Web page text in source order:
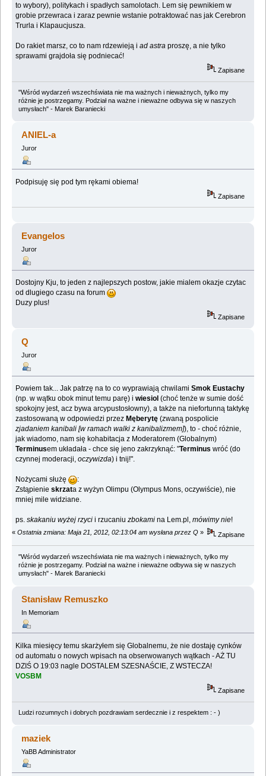
to wybory), politykach i spadłych samolotach. Lem się pewnikiem w
grobie przewraca i zaraz pewnie wstanie potraktować nas jak Cerebron
Trurla i Klapaucjusza.
Do rakiet marsz, co to nam rdzewieją iad astra proszę, a nie tylko
sprawami grajdoła się podniecać!
Zapisane
"Wśród wydarzeń wszechświata nie ma ważnych i nieważnych, tylko my
różnie je postrzegamy. Podział na ważne i nieważne odbywa się w naszych
umysłach" - Marek Baraniecki
ANIEL-a
Juror
Podpisuję się pod tym rękami obiema!
Zapisane
Evangelos
Juror
Dostojny Kju, to jeden z najlepszych postow, jakie mialem okazje czytac
od dlugiego czasu na forum
Duzy plus!
Zapisane
Q
Juror
Powiem tak... Jak patrzę na to co wyprawiają chwilamiSmok Eustachy
(np. w wątku obok minut temu parę) iwiesiol (choć tenże w sumie dość
spokojny jest, acz bywa arcypustosłowny), a także na niefortunną taktykę
zastosowaną w odpowiedzi przez Męberytę (zwaną pospolicie
zjadaniem kanibali [w ramach walki z kanibalizmem]), to - choć różnie,
jak wiadomo, nam się kohabitacja z Moderatorem (Globalnym)
Terminusem układała - chce się jeno zakrzyknąć: "Terminus wróć (do
czynnej moderacji,oczywizda) i tnij!".
Nożycami służę
:
Zstąpienieskrzata z wyżyn Olimpu (Olympus Mons, oczywiście), nie
mniej mile widziane.
ps.skakaniu wyżej rzyci i rzucaniuzbokami na Lem.pl,mówimy nie!
« Ostatnia zmiana: Maja 21, 2012, 02:13:04 am wysłana przez Q » Zapisane
"Wśród wydarzeń wszechświata nie ma ważnych i nieważnych, tylko my
różnie je postrzegamy. Podział na ważne i nieważne odbywa się w naszych
umysłach" - Marek Baraniecki
Stanisław Remuszko
In Memoriam
Kilka miesięcy temu skarżyłem się Globalnemu, że nie dostaję cynków
od automatu o nowych wpisach na obserwowanych wątkach - AŻ TU
DZIŚ O 19:03 nagle DOSTALEM SZESNAŚCIE, Z WSTECZA!
VOSBM
Zapisane
Ludzi rozumnych i dobrych pozdrawiam serdecznie i z respektem : - )
maziek
YaBB Administrator